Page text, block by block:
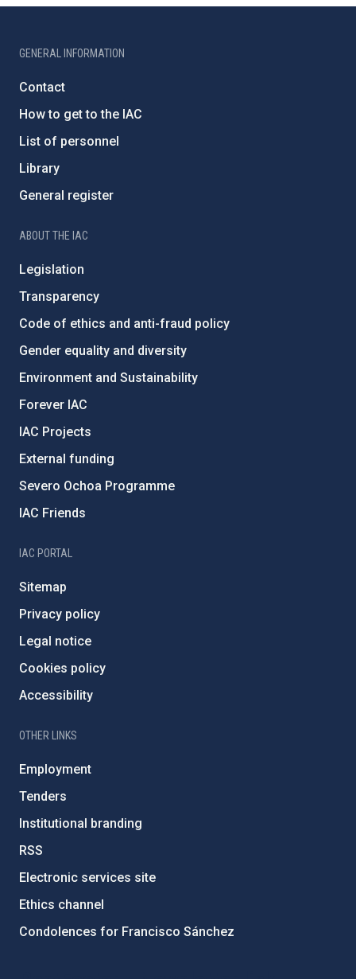
GENERAL INFORMATION
Contact
How to get to the IAC
List of personnel
Library
General register
ABOUT THE IAC
Legislation
Transparency
Code of ethics and anti-fraud policy
Gender equality and diversity
Environment and Sustainability
Forever IAC
IAC Projects
External funding
Severo Ochoa Programme
IAC Friends
IAC PORTAL
Sitemap
Privacy policy
Legal notice
Cookies policy
Accessibility
OTHER LINKS
Employment
Tenders
Institutional branding
RSS
Electronic services site
Ethics channel
Condolences for Francisco Sánchez